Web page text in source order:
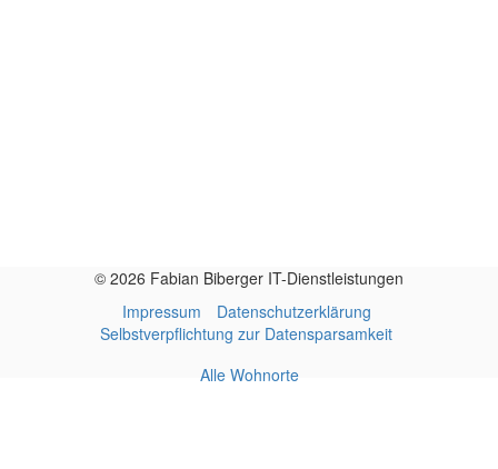
© 2026 Fabian Biberger IT-Dienstleistungen
Impressum
Datenschutzerklärung
Selbstverpflichtung zur Datensparsamkeit
Alle Wohnorte